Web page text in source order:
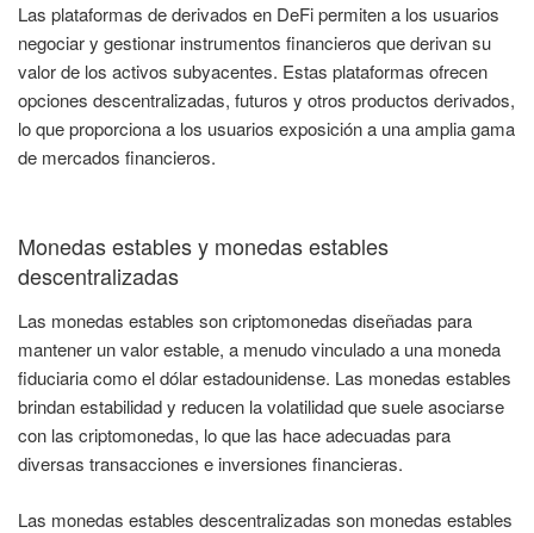
Las plataformas de derivados en DeFi permiten a los usuarios
negociar y gestionar instrumentos financieros que derivan su
valor de los activos subyacentes. Estas plataformas ofrecen
opciones descentralizadas, futuros y otros productos derivados,
lo que proporciona a los usuarios exposición a una amplia gama
de mercados financieros.
Monedas estables y monedas estables
descentralizadas
Las monedas estables son criptomonedas diseñadas para
mantener un valor estable, a menudo vinculado a una moneda
fiduciaria como el dólar estadounidense. Las monedas estables
brindan estabilidad y reducen la volatilidad que suele asociarse
con las criptomonedas, lo que las hace adecuadas para
diversas transacciones e inversiones financieras.
Las monedas estables descentralizadas son monedas estables